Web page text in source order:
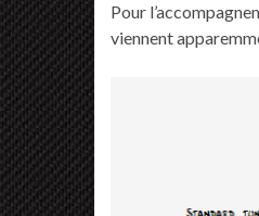
Pour
viennent